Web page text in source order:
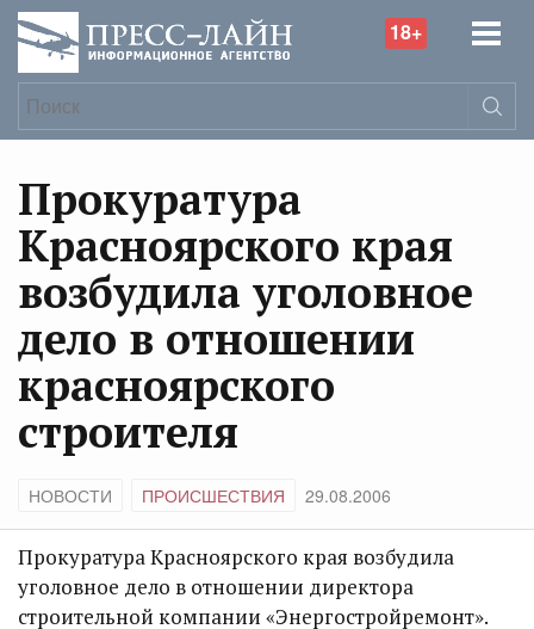
18+
Прокуратура
Красноярского края
возбудила уголовное
дело в отношении
красноярского
строителя
НОВОСТИ ПРОИСШЕСТВИЯ 29.08.2006
Прокуратура Красноярского края возбудила
уголовное дело в отношении директора
строительной компании «Энергостройремонт».